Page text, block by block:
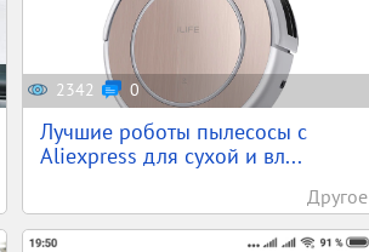
2342 0
Лучшие роботы пылесосы с
Aliexpress для сухой и вл...
Другое